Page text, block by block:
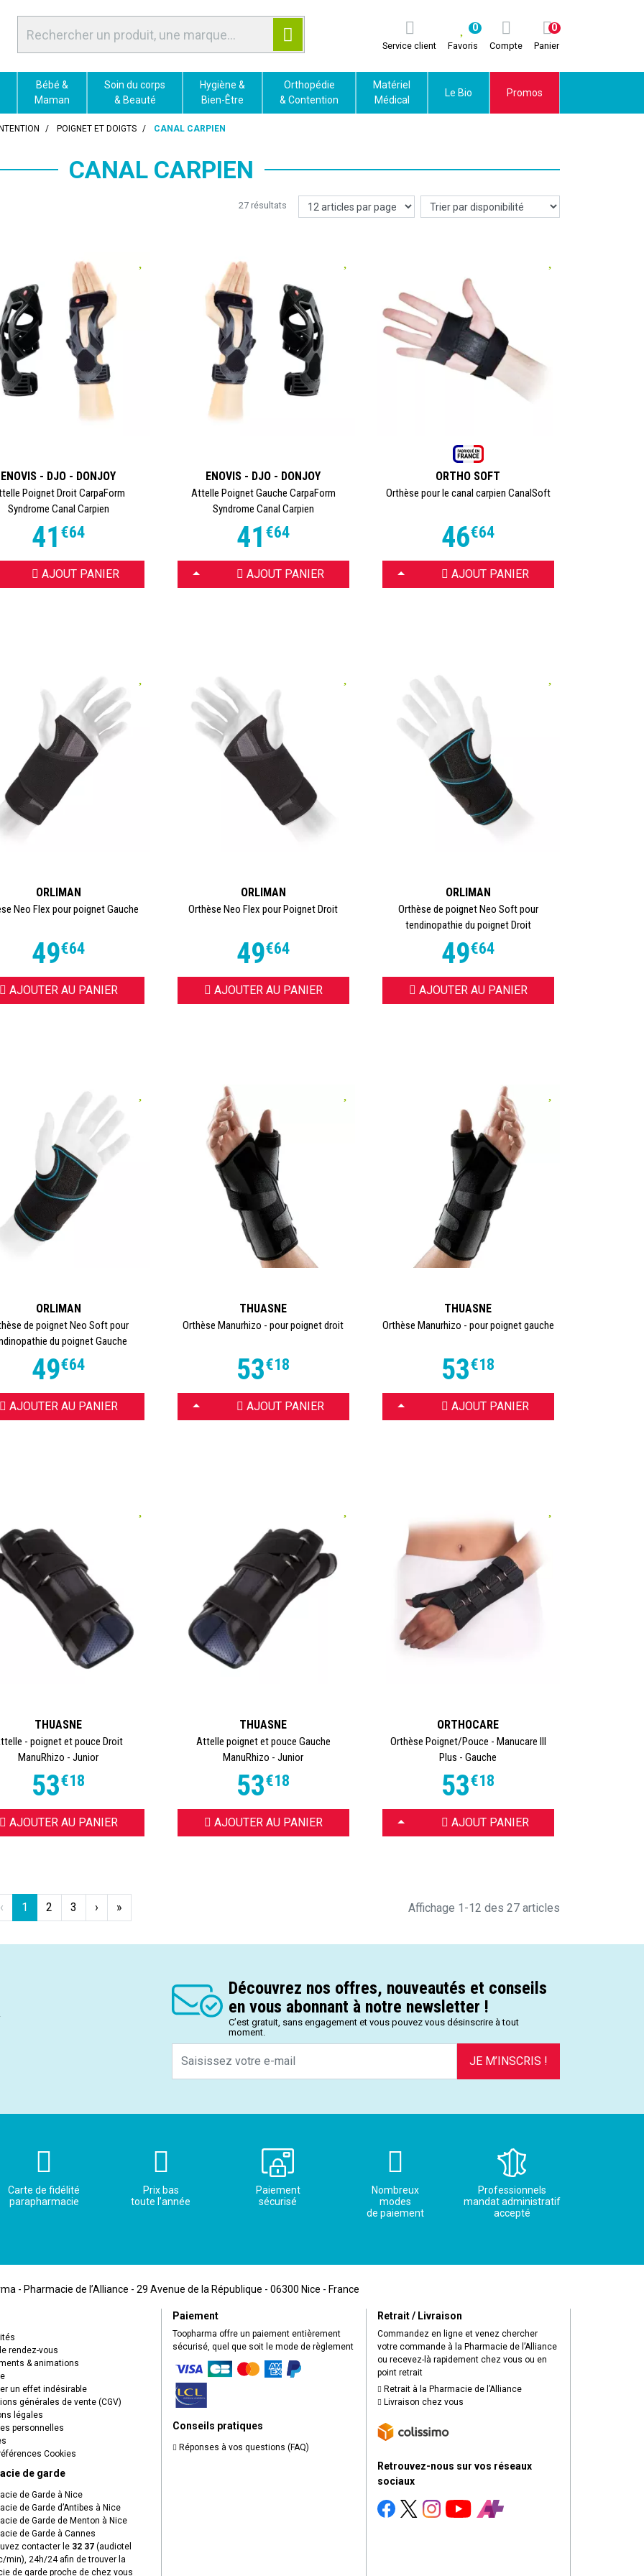
Service client Favoris
0
Compte Panier
0
Bébé &
Maman
Soin du corps
& Beauté
Hygiène &
Bien-Être
Orthopédie
& Contention
Matériel
Médical
Le Bio Promos
POIGNET ET DOIGTS CANAL CARPIEN
CANAL CARPIEN
27 résultats
ENOVIS - DJO - DONJOY
Poignet Droit CarpaForm
Syndrome Canal Carpien
41 €64
AJOUT PANIER
ENOVIS - DJO - DONJOY
Attelle Poignet Gauche CarpaForm
Syndrome Canal Carpien
41 €64
CHOISIR AJOUT PANIER
ORTHO SOFT
Orthèse pour le canal carpien CanalSoft
46€64
CHOISIR AJOUT PANIER
ORLIMAN
Neo Flex pour poignet Gauche
49€64
AJOUTER AU PANIER
ORLIMAN
Orthèse Neo Flex pour Poignet Droit
49€64
AJOUTER AU PANIER
ORLIMAN
Orthèse de poignet Neo Soft pour
tendinopathie du poignet Droit
49€64
AJOUTER AU PANIER
ORLIMAN
de poignet Neo Soft pour
du poignet Gauche
49€64
AJOUTER AU PANIER
THUASNE
Orthèse Manurhizo - pour poignet droit
53€18
CHOISIR AJOUT PANIER
THUASNE
Orthèse Manurhizo - pour poignet gauche
53€18
CHOISIR AJOUT PANIER
THUASNE
- poignet et pouce Droit
ManuRhizo - Junior
53€18
AJOUTER AU PANIER
THUASNE
Attelle poignet et pouce Gauche
ManuRhizo - Junior
53€18
AJOUTER AU PANIER
ORTHOCARE
Orthèse Poignet/Pouce - Manucare III
Plus - Gauche
53€18
CHOISIR AJOUT PANIER
Affichage 1-12 des 27 articles
‹ 1 2 3 › »
Découvrez nos offres, nouveautés et conseils
en vous abonnant à notre newsletter !
C’est gratuit, sans engagement et vous pouvez vous désinscrire à tout
moment.
JE M’INSCRIS !
Carte de fidélité
parapharmacie
Prix bas
toute l’année
Paiement
sécurisé
Nombreux
modes
de paiement
Professionnels
mandat administratif
accepté
- Pharmacie de l’Alliance - 29 Avenue de la République - 06300 Nice - France
rendez-vous
& animations
un effet indésirable
générales de vente (CGV)
légales
personnelles
Cookies
de garde
de Garde à Nice
de Garde d’Antibes à Nice
de Garde de Menton à Nice
de Garde à Cannes
contacter le 32 37 (audiotel
min), 24h/24 afin de trouver la
de garde proche de chez vous
Paiement
Toopharma offre un paiement entièrement
sécurisé, quel que soit le mode de règlement
Conseils pratiques
Réponses à vos questions (FAQ)
Retrait / Livraison
Commandez en ligne et venez chercher
votre commande à la Pharmacie de l’Alliance
ou recevez-là rapidement chez vous ou en
point retrait
Retrait à la Pharmacie de l’Alliance
Livraison chez vous
Retrouvez-nous sur vos réseaux
sociaux